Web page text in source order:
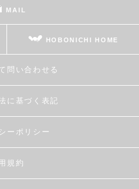
MAIL
HOBONICHI HOME
問い合わせる
に基づく表記
ーポリシー
規約